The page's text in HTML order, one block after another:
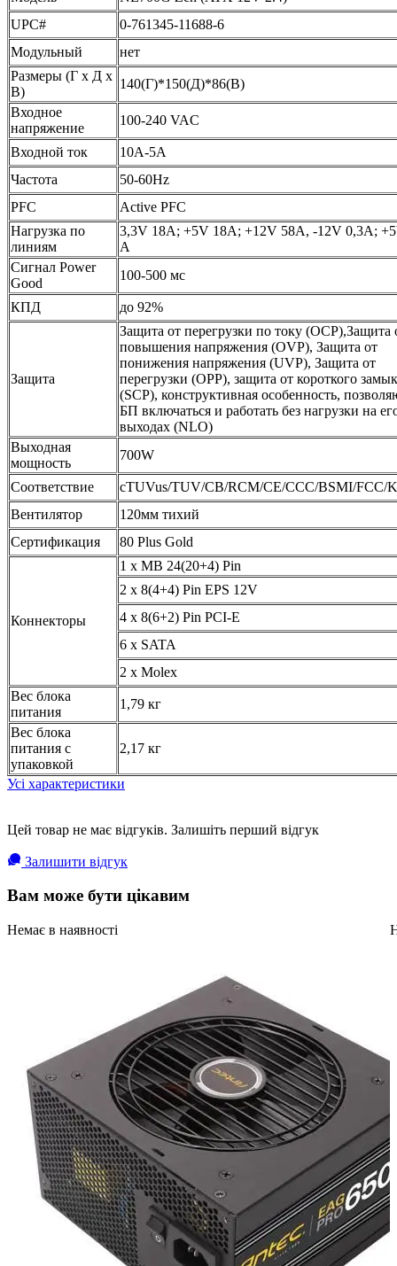
UPC#
0-761345-11688-6
Модульный
нет
Размеры (Г x Д x
В)
140(Г)*150(Д)*86(В)
Входное
напряжение
100-240 VAC
Входной ток
10A-5A
Частота
50-60Hz
PFC
Active PFC
Нагрузка по
линиям
3,3V 18A; +5V 18A; +12V 58A, -12V 0,3A;
A
Сигнал Power
Good
100-500 мс
КПД до 92%
Защита
Защита от перегрузки по току (OCP),Защита
повышения напряжения (OVP), Защита от
понижения напряжения (UVP), Защита от
перегрузки (OPP), защита от короткого
(SCP), конструктивная особенность,
БП включаться и работать без нагрузки на
выходах (NLO)
Выходная
мощность
700W
Соответствие
cTUVus/TUV/CB/RCM/CE/CCC/BSMI/FCC/
Вентилятор
120мм тихий
Сертификация
80 Plus Gold
Коннекторы
1 x MB 24(20+4) Pin
2 x 8(4+4) Pin EPS 12V
4 x 8(6+2) Pin PCI-E
6 x SATA
2 x Molex
Вес блока
питания
1,79 кг
Вес блока
питания с
упаковкой
2,17 кг
Усі характеристики
Цей товар не має відгуків. Залишіть перший відгук
Залишити відгук
Вам може бути цікавим
Немає в наявності